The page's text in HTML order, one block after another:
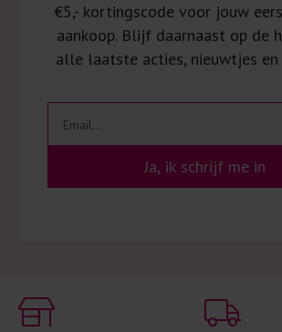
€5,- kortingscode voor jouw
aankoop. Blijf daarnaast op de
alle laatste acties, nieuwtjes
Ja, ik schrijf me in